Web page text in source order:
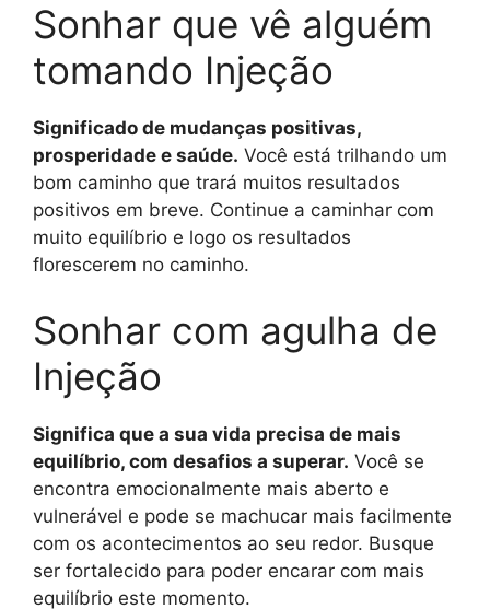
Sonhar que vê alguém
tomando Injeção
Significado de mudanças positivas,
prosperidade e saúde. Você está trilhando um
bom caminho que trará muitos resultados
positivos em breve. Continue a caminhar com
muito equilíbrio e logo os resultados
florescerem no caminho.
Sonhar com agulha de
Injeção
Significa que a sua vida precisa de mais
equilíbrio, com desafios a superar. Você se
encontra emocionalmente mais aberto e
vulnerável e pode se machucar mais facilmente
com os acontecimentos ao seu redor. Busque
ser fortalecido para poder encarar com mais
equilíbrio este momento.